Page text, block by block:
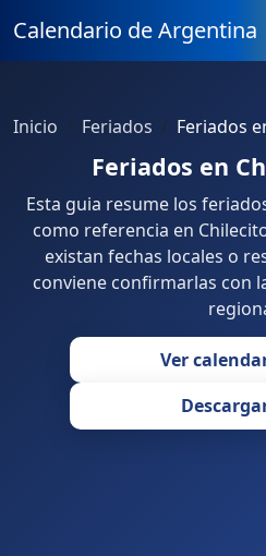
Calendario de Argentina
Inicio Feriados Feriados
Feriados en
Esta guia resume los
como referencia en
existan fechas locales o
conviene confirmarlas con
Ver